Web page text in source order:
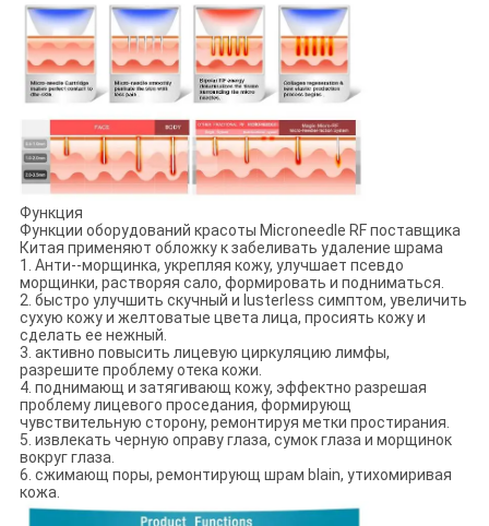
Функция
Функции оборудований красоты Microneedle RF поставщика
Китая применяют обложку к забеливать удаление шрама
1. Анти--морщинка, укрепляя кожу, улучшает псевдо
морщинки, растворяя сало, формировать и подниматься.
2. быстро улучшить скучный и lusterless симптом, увеличить
сухую кожу и желтоватые цвета лица, просиять кожу и
сделать ее нежный.
3. активно повысить лицевую циркуляцию лимфы,
разрешите проблему отека кожи.
4. поднимающ и затягивающ кожу, эффектно разрешая
проблему лицевого проседания, формирующ
чувствительную сторону, ремонтируя метки простирания.
5. извлекать черную оправу глаза, сумок глаза и морщинок
вокруг глаза.
6. сжимающ поры, ремонтирующ шрам blain, утихомиривая
кожа.